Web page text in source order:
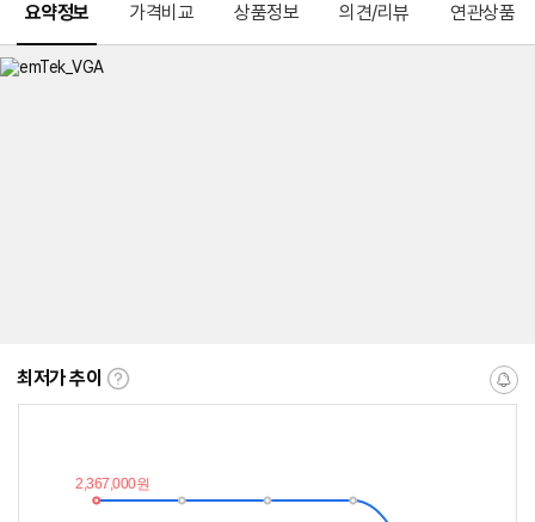
요약정보 가격비교 상품정보 의견/리뷰 연관상품
최저가 추이
최
이
란?
알